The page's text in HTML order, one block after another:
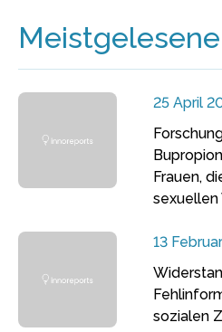
25 April
Frauen,
sexuellen
13
sozialen